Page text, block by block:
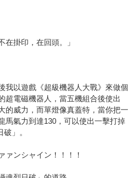
在掛印，在回頭。」
我以遊戲《超級機器人大戰》來做個
超電磁機器人，當五機組合後使出
的威力，而單燈像真蓋特，當你把一
馬氣力到達130，可以使出一擊打掉
」。
ァンシャイン！！！！